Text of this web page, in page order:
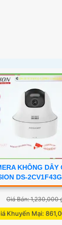
KHÔNG DÂY
DS-
Giá Bán: 1,230,000
Khuyến Mại: